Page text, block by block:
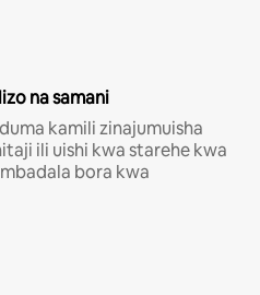
na samani
kamili zinajumuisha
ili uishi kwa starehe kwa
bora kwa